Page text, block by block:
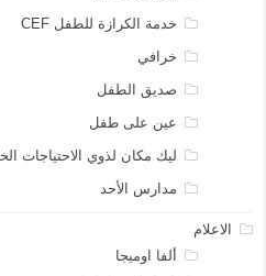
خدمة الكرازة للطفل CEF
خرافي
صديق الطفل
عين على طفل
ليك مكان لذوي الاحتياجات
مدارس الأحد
الاعلام
ألفا اوميجا